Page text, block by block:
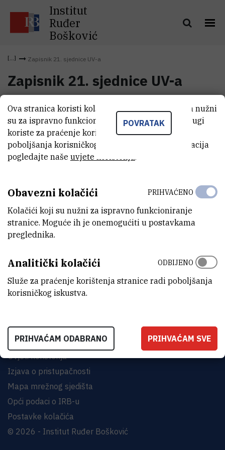
Institut
Ruđer
Bošković
Zapisnik 21. sjednice UV-a
Zapisnik 21. sjednice UV-a
Zapisnik 21. sjednice UV-a (2,4 MB)
Bijenička cesta 54, 10000 Zagreb
KONTAKTIRAJTE NAS
Uvjeti korištenja
Izjava o pristupačnosti
Mapa mrežnog sjedišta
Opći podaci o IRB-u
Postavke kolačića
© 2026 - Institut Ruđer Bošković
POVRATAK
Ova stranica koristi kolačiće. Neki od tih kolačića nužni
su za ispravno funkcioniranje stranice, dok se drugi
koriste za praćenje korištenja stranice radi
poboljšanja korisničkog iskustva. Za više informacija
pogledajte naše uvjete korištenja.
Obavezni kolačići
Kolačići koji su nužni za ispravno funkcioniranje
stranice. Moguće ih je onemogućiti u postavkama
preglednika.
PRIHVAĆENO
Analitički kolačići
Služe za praćenje korištenja stranice radi poboljšanja
korisničkog iskustva.
ODBIJENO
PRIHVAĆAM ODABRANO PRIHVAĆAM SVE